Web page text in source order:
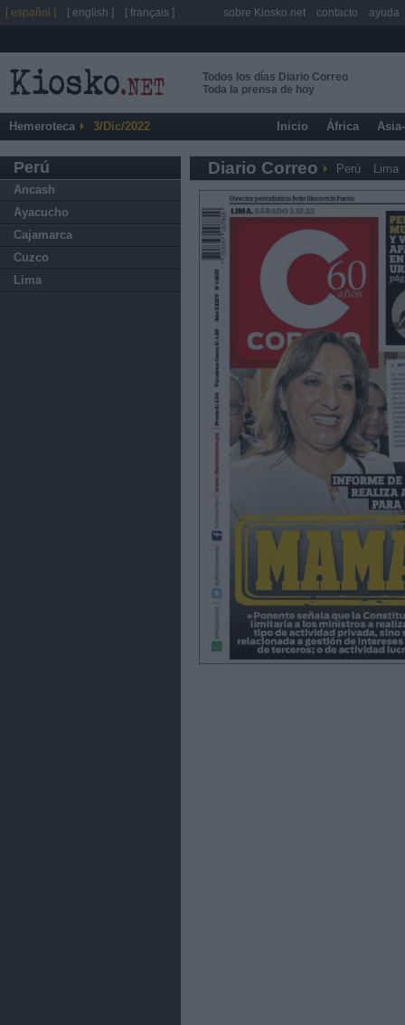
Todos los días Diario Correo
Toda la prensa de hoy
Hemeroteca 3/Dic/2022 Inicio África
Perú
Ancash
Ayacucho
Cajamarca
Cuzco
Lima
Diario Correo Perú Lima
[ español ] [ english ] [ français ] sobre Kiosko.net contacto ayuda